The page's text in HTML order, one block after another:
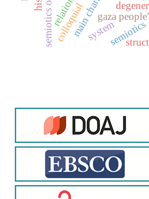
gaza
colloquial
relations
semiotics
system